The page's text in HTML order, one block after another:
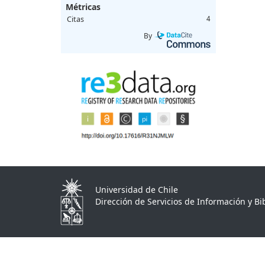
Métricas
Citas 4
By
Universidad de Chile
Dirección de Servicios de Información y